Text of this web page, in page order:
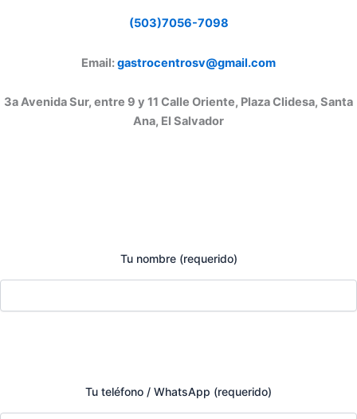
(503)7056-7098
Email:gastrocentrosv@gmail.com
3a Avenida Sur, entre 9 y 11 Calle Oriente, Plaza Clidesa, Santa
Ana, El Salvador
Tu nombre (requerido)
Tu teléfono / WhatsApp (requerido)